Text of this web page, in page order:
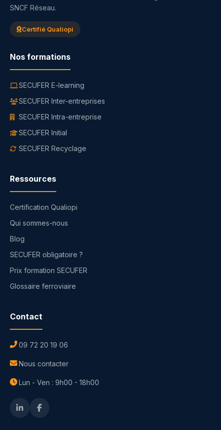
SNCF Réseau.
Certifié Qualiopi
Nos formations
SECUFER E-learning
SECUFER Inter-entreprises
SECUFER Intra-entreprise
SECUFER Initial
SECUFER Recyclage
Ressources
Certification Qualiopi
Qui sommes-nous
Blog
SECUFER obligatoire ?
Prix formation SECUFER
Glossaire ferroviaire
Contact
09 72 20 19 06
Nous contacter
Lun - Ven : 9h00 - 18h00